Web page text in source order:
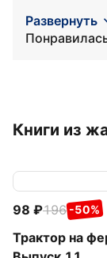
Развернуть
Книги из
98 196 -50%
Трактор на